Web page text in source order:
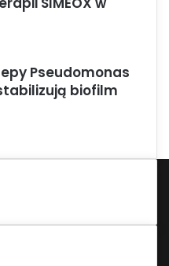
Pseudomonas
biofilm